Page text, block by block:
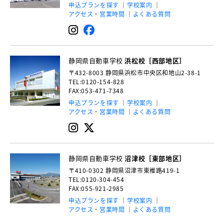
申込プランを探す
学校案内
アクセス・営業時間
よくある質問
静岡県自動車学校浜松校［西部地区］
〒432-8003 静岡県浜松市中央区和地山2-38-1
TEL:0120-154-828
FAX:053-471-7348
申込プランを探す
学校案内
アクセス・営業時間
よくある質問
静岡県自動車学校沼津校［東部地区］
〒410-0302 静岡県沼津市東椎路419-1
TEL:0120-304-454
FAX:055-921-2985
申込プランを探す
学校案内
アクセス・営業時間
よくある質問